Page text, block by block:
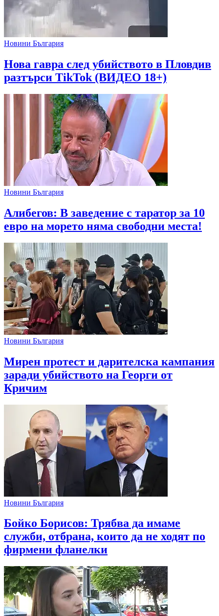
Новини България
Нова гавра след убийството в Пловдив
разтърси TikTok (ВИДЕО 18+)
Новини България
Алибегов: В заведение с таратор за 10
евро на морето няма свободни места!
Новини България
Мирен протест и дарителска кампания
заради убийството на Георги от
Кричим
Новини България
Бойко Борисов: Трябва да имаме
служби, отбрана, които да не ходят по
фирмени фланелки